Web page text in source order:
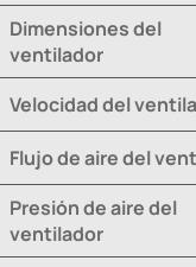
Dimensiones del
ventilador
Velocidad del
Flujo de aire del
Presión de aire del
ventilador